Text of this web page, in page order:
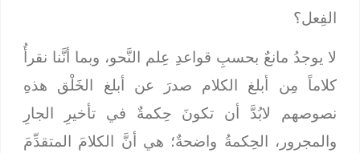
الفِعل؟
لا يوجدُ مانعٌ بحسبِ قواعدِ عِلم النَّحو، وبما أنَّنا نقرأُ
كلاماً مِن أبلغ الكلام صدرَ عن أبلغ الخَلْق هذهِ
نصوصهم لابُدَّ أن تكونَ حِكمةٌ في تأخيرِ الجارِ
والمجرور، الحِكمةُ واضحةٌ؛ هي أنَّ الكلامَ المتقدِّمَ